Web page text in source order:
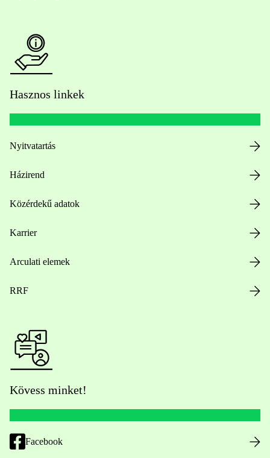
Hasznos linkek
Nyitvatartás
Házirend
Közérdekű adatok
Karrier
Arculati elemek
RRF
Kövess minket!
Facebook